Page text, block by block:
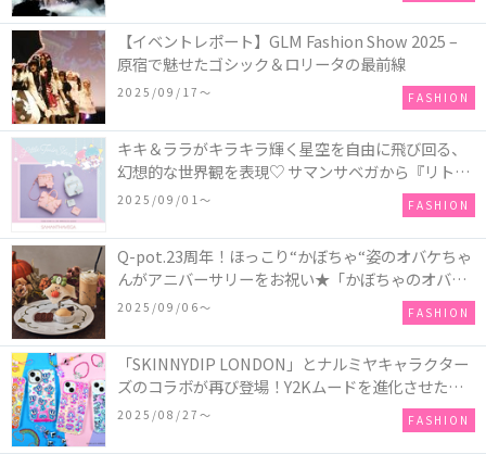
【イベントレポート】GLM Fashion Show 2025 –
原宿で魅せたゴシック＆ロリータの最前線
2025/09/17〜 FASHION
キキ＆ララがキラキラ輝く星空を自由に飛び回る、
幻想的な世界観を表現♡ サマンサベガから『リトル
ツインスターズ』50周年アニバーサリーイヤー』を
2025/09/01〜 FASHION
Q-pot.23周年！ほっこり“かぼちゃ“姿のオバケちゃ
んがアニバーサリーをお祝い★「かぼちゃのオバケ
ーキアクセサリー」が新発売！Q-pot CAFE.では
「かぼちゃのオバケーキプレート」も登場
2025/09/06〜 FASHION
「SKINNYDIP LONDON」とナルミヤキャラクター
ズのコラボが再び登場！Y2Kムードを進化させた新
作コレクションを発売♪
2025/08/27〜 FASHION